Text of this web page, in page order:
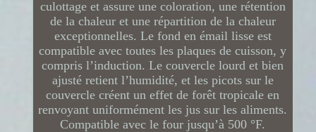
culottage et assure une coloration, une rétention
de la chaleur et une répartition de la chaleur
exceptionnelles. Le fond en émail lisse est
compatible avec toutes les plaques de cuisson, y
compris l’induction. Le couvercle lourd et bien
ajusté retient l’humidité, et les picots sur le
couvercle créent un effet de forêt tropicale en
renvoyant uniformément les jus sur les aliments.
Compatible avec le four jusqu’à 500 °F.